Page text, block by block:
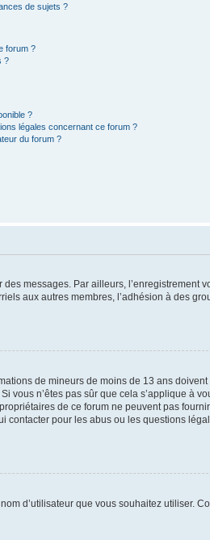
de sujets ?
forum ?
?
?
légales concernant ce forum ?
du forum ?
messages. Par ailleurs, l’enregistrement
aux autres membres, l’adhésion à des
de mineurs de moins de 13 ans doivent
vous n’êtes pas sûr que cela s’applique à
de ce forum ne peuvent pas
contacter pour les abus ou les questions
d’utilisateur que vous souhaitez utiliser.